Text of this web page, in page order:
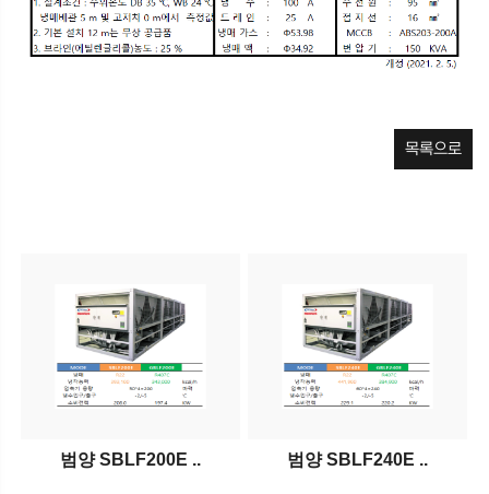
목록으로
범양 SBLF200E .. 범양 SBLF240E ..